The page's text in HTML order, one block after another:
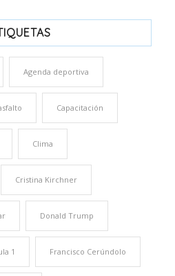
Agenda deportiva
Capacitación
Clima
Cristina Kirchner
Donald Trump
1 Francisco Cerúndolo